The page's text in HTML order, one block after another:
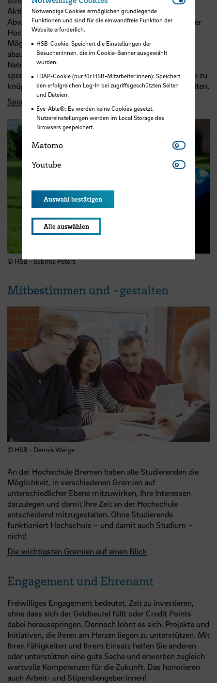
© HSB - Sabrina Peters
Aktivitäten eine wertvolle Ergänzung und gesunde
Abwechslung für Körper und Seele. Die Angebote an der
Hochschule Bremen reichen von niedrigschwelligen
Möglichkeiten, die Gesundheit zu fördern und Stress
abzubauen, bis zu Wettkampfsport auf Spitzenniveau.
Neben den positiven körperlichen Effekten geben
sportliche Aktivitäten auch Gelegenheit, neue Kontakte zu
knüpfen und Freizeit gemeinsam mit anderen zu gestalten.
Sport- und weitere Angebote entdecken
Mitbestimmen und -gestalten
© HSB - Dennis Welge
An der Hochschule Bremen haben alle Studierenden die
Möglichkeit, in verschiedenen Gremien auf
unterschiedlicher Ebene mitzuwirken, Ihre Interessen
darzulegen und damit Ihre Zeit an der Hochschule
entscheidend mitzugestalten. Ohne Studierende
funktioniert Hochschule – und damit auch Studium –
nicht!
Die wichtigsten Gremien auf einen Blick
Engagement und Ehrenamt
Freiwilliges Engagement bedeutet, Zeit zu investieren,
ohne dass sich der Geldbeutel füllt oder Credit Points
dabei herausspringen. Dennoch lohnt es sich, Projekte und
Initiativen, die Ihnen am Herzen liegen zu unterstützen. Mit
Ihren Fähigkeiten und Ihrem Einsatz helfen Sie anderen
oder unterstützen eine gute Sache und erwerben zugleich
wertvolle Kompetenzen für die Zukunft. Das honorieren
auch Arbeit- und Stipendiengeber:innen!
Notwendige Cookies ermöglichen grundlegende
Funktionen und sind für die einwandfreie Funktion der
Website erforderlich.
HSB-Cookie: Speichert die Einstellungen der
Besucher:innen, die im Cookie-Banner ausgewählt
wurden.
LDAP-Cookie (nur für HSB-Mitarbeiter:innen): Speichert
den erfolgreichen Log-In bei zugriffsgeschützten Seiten
und Dateien.
Eye-Able®: Es werden keine Cookies gesetzt.
Nutzereinstellungen werden im Local Storage des
Browsers gespeichert.
Matomo Matomo
Youtube Youtube
Auswahl bestätigen
Alle auswählen